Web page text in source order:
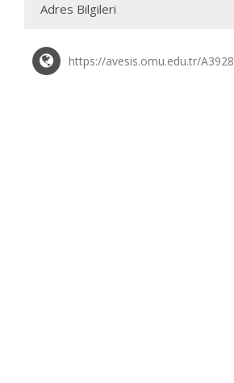
Adres Bilgileri
https://avesis.omu.edu.tr/A3928